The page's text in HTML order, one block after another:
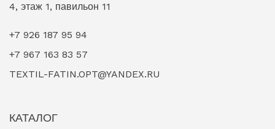
4, этаж 1, павильон 11
+7 926 187 95 94
+7 967 163 83 57
TEXTIL-FATIN.OPT@YANDEX.RU
КАТАЛОГ